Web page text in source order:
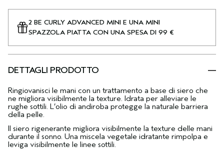
2 BE CURLY ADVANCED MINI E UNA MINI
SPAZZOLA PIATTA CON UNA SPESA DI 99 €
DETTAGLI PRODOTTO
Ringiovanisci le mani con un trattamento a base di siero che
ne migliora visibilmente la texture. Idrata per alleviare le
rughe sottili. L’olio di andiroba protegge la naturale barriera
della pelle.
Il siero rigenerante migliora visibilmente la texture delle mani
durante il sonno. Una miscela vegetale idratante rimpolpa e
leviga visibilmente le linee sottili.